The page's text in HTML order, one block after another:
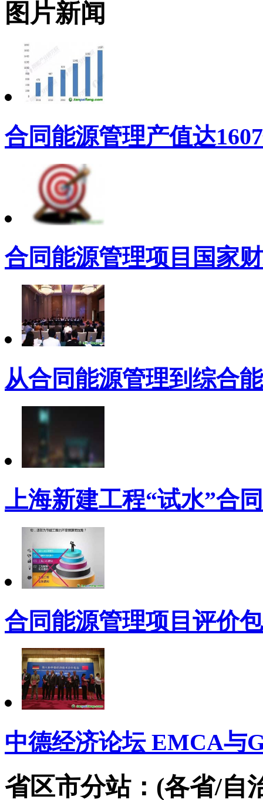
图片新闻
合同能源管理产值达
合同能源管理项目国家
从合同能源管理到综合
上海新建工程“试水”合
合同能源管理项目评价
中德经济论坛 EMCA与
省区市分站：(各省/自